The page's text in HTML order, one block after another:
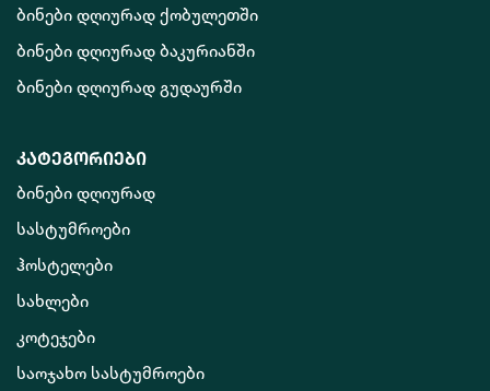
ბინები დღიურად ქობულეთში
ბინები დღიურად ბაკურიანში
ბინები დღიურად გუდაურში
კატეგორიები
ბინები დღიურად
სასტუმროები
ჰოსტელები
სახლები
კოტეჯები
საოჯახო სასტუმროები